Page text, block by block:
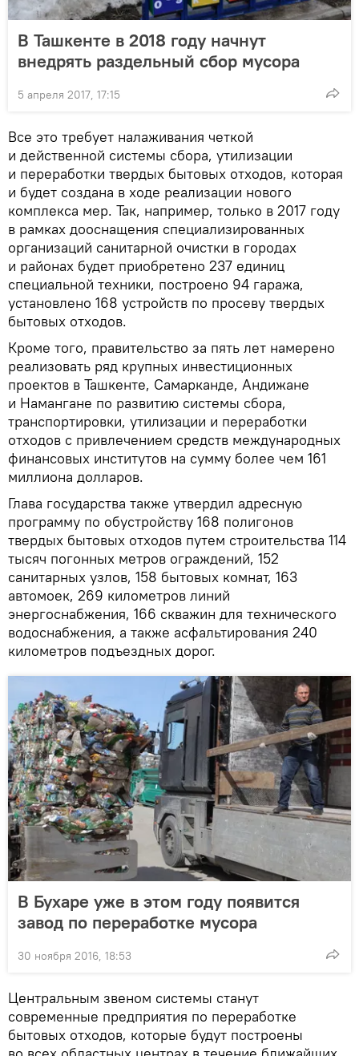
В Ташкенте в 2018 году начнут
внедрять раздельный сбор мусора
5 апреля 2017, 17:15
Все это требует налаживания четкой
и действенной системы сбора, утилизации
и переработки твердых бытовых отходов, которая
и будет создана в ходе реализации нового
комплекса мер. Так, например, только в 2017 году
в рамках дооснащения специализированных
организаций санитарной очистки в городах
и районах будет приобретено 237 единиц
специальной техники, построено 94 гаража,
установлено 168 устройств по просеву твердых
бытовых отходов.
Кроме того, правительство за пять лет намерено
реализовать ряд крупных инвестиционных
проектов в Ташкенте, Самарканде, Андижане
и Намангане по развитию системы сбора,
транспортировки, утилизации и переработки
отходов с привлечением средств международных
финансовых институтов на сумму более чем 161
миллиона долларов.
Глава государства также утвердил адресную
программу по обустройству 168 полигонов
твердых бытовых отходов путем строительства 114
тысяч погонных метров ограждений, 152
санитарных узлов, 158 бытовых комнат, 163
автомоек, 269 километров линий
энергоснабжения, 166 скважин для технического
водоснабжения, а также асфальтирования 240
километров подъездных дорог.
В Бухаре уже в этом году появится
завод по переработке мусора
30 ноября 2016, 18:53
Центральным звеном системы станут
современные предприятия по переработке
бытовых отходов, которые будут построены